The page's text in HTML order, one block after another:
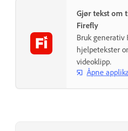
Gjør tekst om
Firefly
Bruk generativ
hjelpetekster
videoklipp.
Åpne